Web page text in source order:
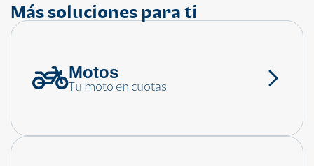
¿Necesitas ayuda?
Más soluciones para ti
Motos
Tu moto en cuotas